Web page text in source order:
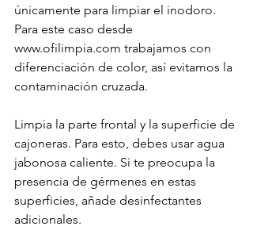
únicamente para limpiar el inodoro.
Para este caso desde
www.ofilimpia.com trabajamos con
diferenciación de color, así evitamos la
contaminación cruzada.
Limpia la parte frontal y la superficie de
cajoneras. Para esto, debes usar agua
jabonosa caliente. Si te preocupa la
presencia de gérmenes en estas
superficies, añade desinfectantes
adicionales.